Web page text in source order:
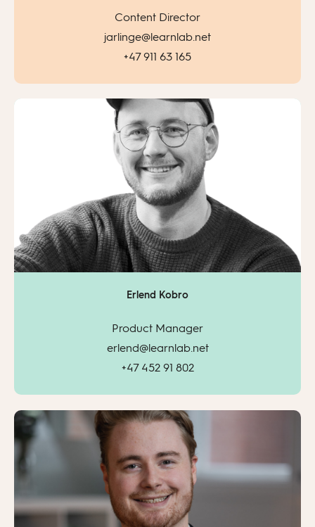
Content Director
jarlinge@learnlab.net
+47 911 63 165
Erlend Kobro
Product Manager
erlend@learnlab.net
+47 452 91 802